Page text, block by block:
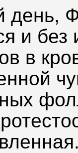
день,
и
в